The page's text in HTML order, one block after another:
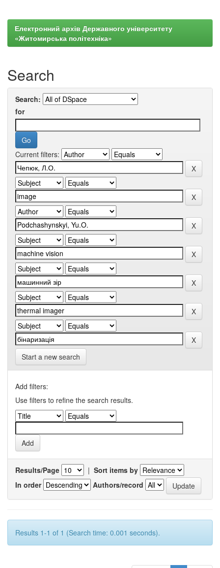
Електронний архів Державного університету
«Житомирська політехніка»
Search
Search:
for
Current filters:
Start a new search
Add filters:
Use filters to refine the search results.
Results/Page | Sort items by
In order
Authors/record
Results 1-1 of 1 (Search time: 0.001 seconds).